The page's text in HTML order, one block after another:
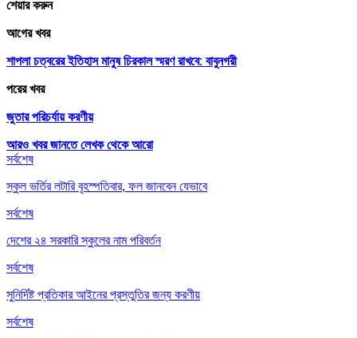
শেয়ার করুন
আগের খবর
শাপলা চত্বরের ইতিহাস মানুষ চিরকাল স্মরণ রাখবে: বাবুনগরী
পরের খবর
জুতার পরিচর্যায় করণীয়
আরও খবর জানতে লেখক থেকে আরো
সর্বশেষ
স্কুল ভর্তির লটারি বৃহস্পতিবার, ফল জানবেন যেভাবে
সর্বশেষ
দেশের ২৪ সরকারি স্কুলের নাম পরিবর্তন
সর্বশেষ
সুনির্দিষ্ট প্রতিকার আইনের প্রস্তুতির জন্য করণীয়
সর্বশেষ